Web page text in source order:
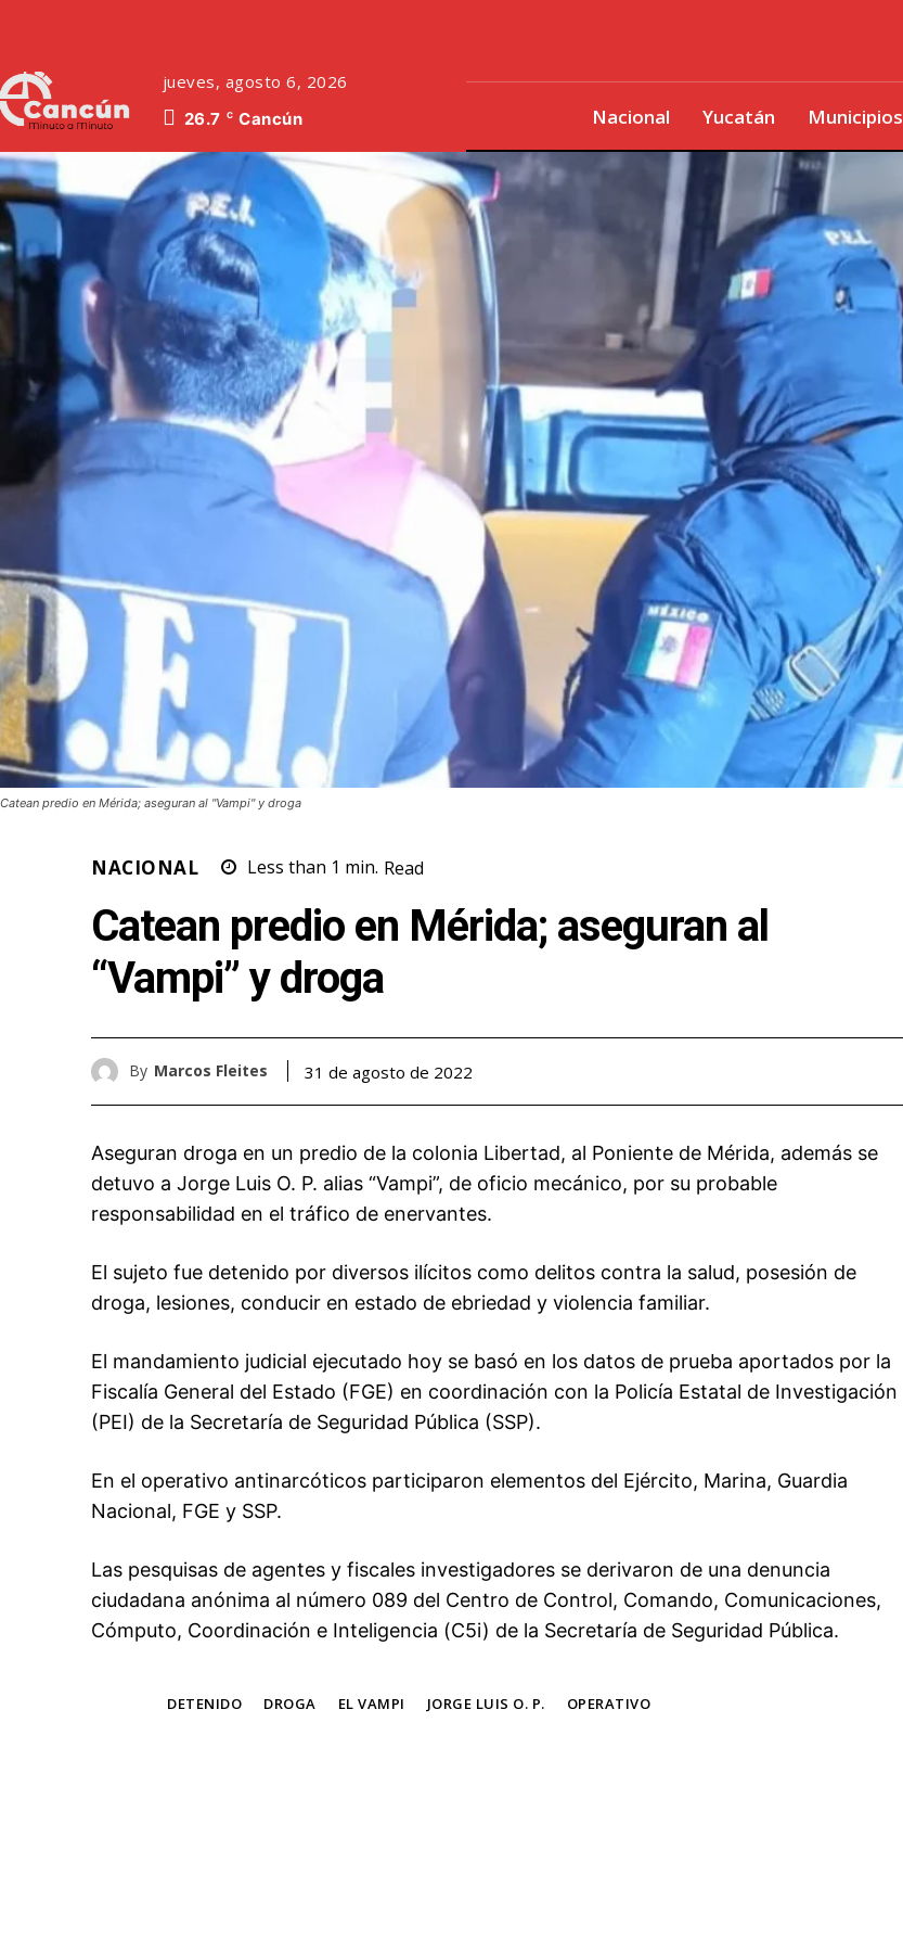
jueves, agosto 6, 2026
26.7 C Cancún Nacional Yucatán Municipios
Catean predio en Mérida; aseguran al "Vampi" y droga
NACIONAL Less than 1 min. Read
Catean predio en Mérida; aseguran al
“Vampi” y droga
By Marcos Fleites 31 de agosto de 2022
Aseguran droga en un predio de la colonia Libertad, al Poniente de Mérida, además se
detuvo a Jorge Luis O. P. alias “Vampi”, de oficio mecánico, por su probable
responsabilidad en el tráfico de enervantes.
El sujeto fue detenido por diversos ilícitos como delitos contra la salud, posesión de
droga, lesiones, conducir en estado de ebriedad y violencia familiar.
El mandamiento judicial ejecutado hoy se basó en los datos de prueba aportados por la
Fiscalía General del Estado (FGE) en coordinación con la Policía Estatal de Investigación
(PEI) de la Secretaría de Seguridad Pública (SSP).
En el operativo antinarcóticos participaron elementos del Ejército, Marina, Guardia
Nacional, FGE y SSP.
Las pesquisas de agentes y fiscales investigadores se derivaron de una denuncia
ciudadana anónima al número 089 del Centro de Control, Comando, Comunicaciones,
Cómputo, Coordinación e Inteligencia (C5i) de la Secretaría de Seguridad Pública.
DETENIDO DROGA EL VAMPI JORGE LUIS O. P. OPERATIVO